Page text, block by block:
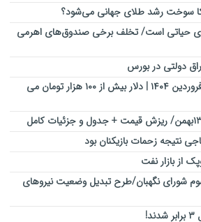
سوخت رشد طلای جهانی می‌شود؟
واحدی حیاتی است/ تخلف برخی صندوق‌های اهرمی
پیش بینی قیمت دلار ۶ فروردین ۱۴۰۴ | دلار بیش از ۱۰۰ هزار تومان می
نتیجه زحمات بازیکنان بود
از بازار نفت
شورای نگهبان/طرح تبدیل وضعیت نیروهای